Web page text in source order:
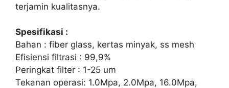
terjamin kualitasnya.
Spesifikasi :
Bahan : fiber glass, kertas minyak, ss mesh
Efisiensi filtrasi : 99,9%
Peringkat filter : 1-25 um
Tekanan operasi: 1.0Mpa, 2.0Mpa, 16.0Mpa,